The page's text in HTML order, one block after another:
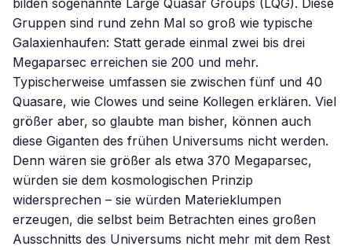
bilden sogenannte Large Quasar Groups (LQG). Diese
Gruppen sind rund zehn Mal so groß wie typische
Galaxienhaufen: Statt gerade einmal zwei bis drei
Megaparsec erreichen sie 200 und mehr.
Typischerweise umfassen sie zwischen fünf und 40
Quasare, wie Clowes und seine Kollegen erklären. Viel
größer aber, so glaubte man bisher, können auch
diese Giganten des frühen Universums nicht werden.
Denn wären sie größer als etwa 370 Megaparsec,
würden sie dem kosmologischen Prinzip
widersprechen – sie würden Materieklumpen
erzeugen, die selbst beim Betrachten eines großen
Ausschnitts des Universums nicht mehr mit dem Rest